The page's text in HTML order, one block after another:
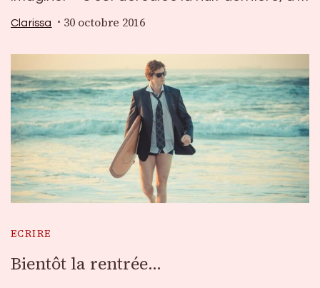
Clarissa 30 octobre 2016
ECRIRE
Bientôt la rentrée…